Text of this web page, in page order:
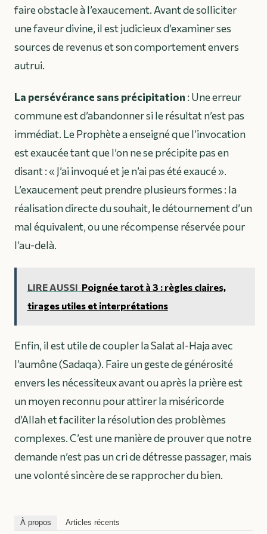
faire obstacle à l’exaucement. Avant de solliciter
une faveur divine, il est judicieux d’examiner ses
sources de revenus et son comportement envers
autrui.
La persévérance sans précipitation : Une erreur
commune est d’abandonner si le résultat n’est pas
immédiat. Le Prophète a enseigné que l’invocation
est exaucée tant que l’on ne se précipite pas en
disant : « J’ai invoqué et je n’ai pas été exaucé ».
L’exaucement peut prendre plusieurs formes : la
réalisation directe du souhait, le détournement d’un
mal équivalent, ou une récompense réservée pour
l’au-delà.
LIRE AUSSI Poignée tarot à 3 : règles claires,
tirages utiles et interprétations
Enfin, il est utile de coupler la Salat al-Haja avec
l’aumône (Sadaqa). Faire un geste de générosité
envers les nécessiteux avant ou après la prière est
un moyen reconnu pour attirer la miséricorde
d’Allah et faciliter la résolution des problèmes
complexes. C’est une manière de prouver que notre
demande n’est pas un cri de détresse passager, mais
une volonté sincère de se rapprocher du bien.
À propos Articles récents